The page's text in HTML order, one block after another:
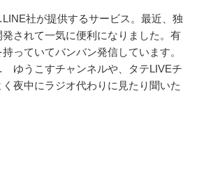
社が提供するサービス。最近、独
されて一気に便利になりました。有
っていてバンバン発信しています。
ゆうこすチャンネルや、タテLIVEチ
夜中にラジオ代わりに見たり聞いた